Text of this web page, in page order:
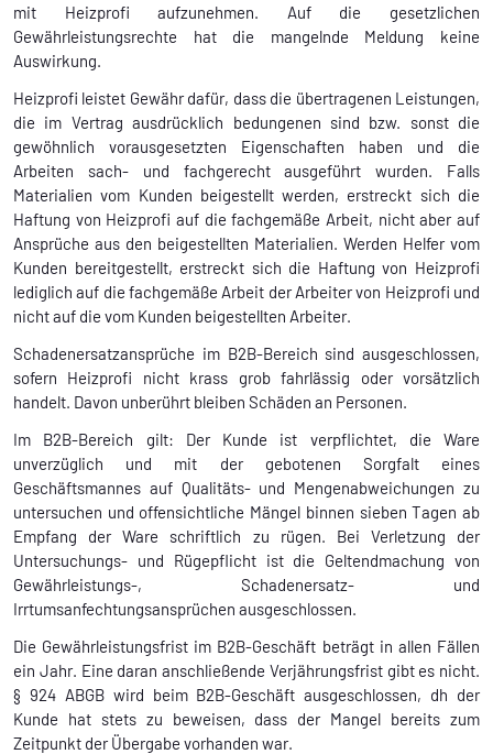
mit Heizprofi aufzunehmen. Auf die gesetzlichen
Gewährleistungsrechte hat die mangelnde Meldung keine
Auswirkung.
Heizprofi leistet Gewähr dafür, dass die übertragenen Leistungen,
die im Vertrag ausdrücklich bedungenen sind bzw. sonst die
gewöhnlich vorausgesetzten Eigenschaften haben und die
Arbeiten sach- und fachgerecht ausgeführt wurden. Falls
Materialien vom Kunden beigestellt werden, erstreckt sich die
Haftung von Heizprofi auf die fachgemäße Arbeit, nicht aber auf
Ansprüche aus den beigestellten Materialien. Werden Helfer vom
Kunden bereitgestellt, erstreckt sich die Haftung von Heizprofi
lediglich auf die fachgemäße Arbeit der Arbeiter von Heizprofi und
nicht auf die vom Kunden beigestellten Arbeiter.
Schadenersatzansprüche im B2B-Bereich sind ausgeschlossen,
sofern Heizprofi nicht krass grob fahrlässig oder vorsätzlich
handelt. Davon unberührt bleiben Schäden an Personen.
Im B2B-Bereich gilt: Der Kunde ist verpflichtet, die Ware
unverzüglich und mit der gebotenen Sorgfalt eines
Geschäftsmannes auf Qualitäts- und Mengenabweichungen zu
untersuchen und offensichtliche Mängel binnen sieben Tagen ab
Empfang der Ware schriftlich zu rügen. Bei Verletzung der
Untersuchungs- und Rügepflicht ist die Geltendmachung von
Gewährleistungs-, Schadenersatz- und
Irrtumsanfechtungsansprüchen ausgeschlossen.
Die Gewährleistungsfrist im B2B-Geschäft beträgt in allen Fällen
ein Jahr. Eine daran anschließende Verjährungsfrist gibt es nicht.
§ 924 ABGB wird beim B2B-Geschäft ausgeschlossen, dh der
Kunde hat stets zu beweisen, dass der Mangel bereits zum
Zeitpunkt der Übergabe vorhanden war.